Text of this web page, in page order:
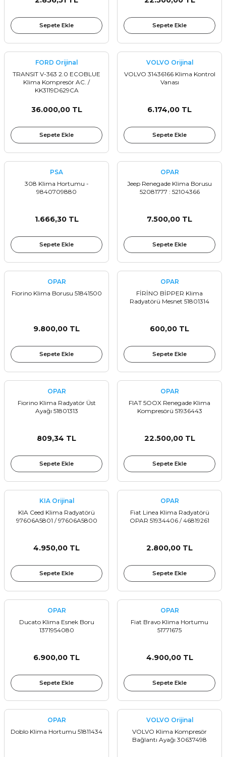
Sepete Ekle Sepete Ekle
FORD Orijinal
TRANSIT V-363 2.0 ECOBLUE
Klima Kompresör AC. /
KK3119D629CA
36.000,00 TL
Sepete Ekle
VOLVO Orijinal
VOLVO 31436166 Klima Kontrol
Vanası
6.174,00 TL
Sepete Ekle
PSA
308 Klima Hortumu -
9840709880
1.666,30 TL
Sepete Ekle
OPAR
Jeep Renegade Klima Borusu
52081777 : 52104366
7.500,00 TL
Sepete Ekle
OPAR
Fiorino Klima Borusu 51841500
9.800,00 TL
Sepete Ekle
OPAR
FİRİNO BİPPER Klima
Radyatörü Mesnet 51801314
600,00 TL
Sepete Ekle
OPAR
Fiorino Klima Radyatör Üst
Ayağı 51801313
809,34 TL
Sepete Ekle
OPAR
FIAT 5OOX Renegade Klima
Kompresörü 51936443
22.500,00 TL
Sepete Ekle
KIA Orijinal
KIA Ceed Klima Radyatörü
97606A5801 / 97606A5800
4.950,00 TL
Sepete Ekle
OPAR
Fiat Linea Klima Radyatörü
OPAR 51934406 / 46819261
2.800,00 TL
Sepete Ekle
OPAR
Ducato Klima Esnek Boru
1371954080
6.900,00 TL
Sepete Ekle
OPAR
Fiat Bravo Klima Hortumu
51771675
4.900,00 TL
Sepete Ekle
OPAR
Doblo Klima Hortumu 51811434
VOLVO Orijinal
VOLVO Klima Kompresör
Bağlantı Ayağı 30637498